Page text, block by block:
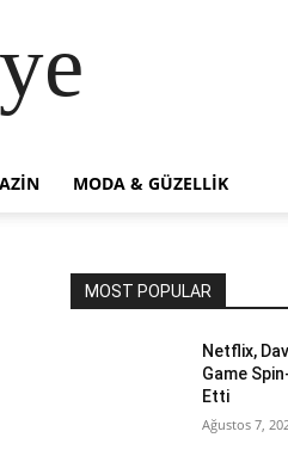
MODA & GÜZELLİK
MOST POPULAR
Netflix,
Game
Etti
Ağustos 7,